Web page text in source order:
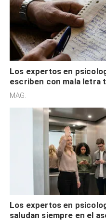
Los expertos en
escriben con mala letra
acelerado y no lo hacen
MAG.
Los expertos en
saludan siempre en el